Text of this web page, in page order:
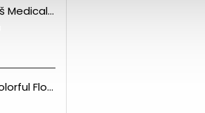
1 + 1 ZADARMO Vankúš Medical 70x90 cm
Posteľná obliečka Colorful Flowers Modrá 140x200/70x90 cm